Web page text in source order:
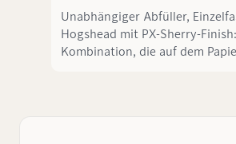
Unabhängiger Abfüller,
Hogshead mit PX-Sherry-
Kombination, die auf dem